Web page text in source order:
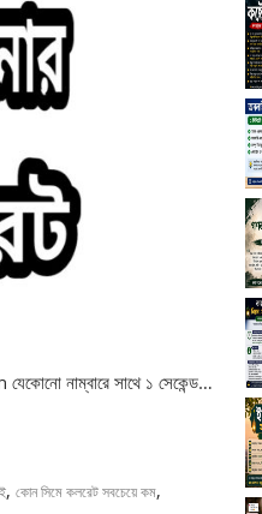
নাম্বারে সাথে ১ সেকেন্ড…
, কোন সিমে কলরেট সবচেয়ে কম,